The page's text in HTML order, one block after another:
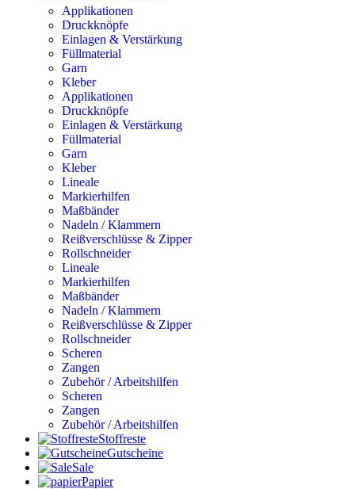
Applikationen
Druckknöpfe
Einlagen & Verstärkung
Füllmaterial
Garn
Kleber
Applikationen
Druckknöpfe
Einlagen & Verstärkung
Füllmaterial
Garn
Kleber
Lineale
Markierhilfen
Maßbänder
Nadeln / Klammern
Reißverschlüsse & Zipper
Rollschneider
Lineale
Markierhilfen
Maßbänder
Nadeln / Klammern
Reißverschlüsse & Zipper
Rollschneider
Scheren
Zangen
Zubehör / Arbeitshilfen
Scheren
Zangen
Zubehör / Arbeitshilfen
Stoffreste
Gutscheine
Sale
Papier